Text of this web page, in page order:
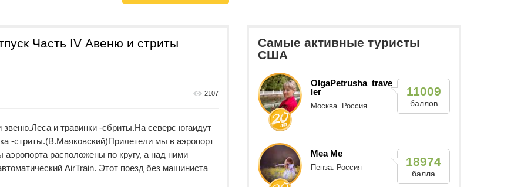
Часть IV Авеню и стриты
2107
и травинки -сбриты.На северс югаидут
-стриты.(В.Маяковский)Прилетели мы в аэропорт
расположены по кругу, а над ними
AirTrain. Этот поезд без машиниста
Самые активные туристы
США
OlgaPetrusha_trave
ler
Москва. Россия
11009
баллов
Mea Me
Пенза. Россия 18974
балла